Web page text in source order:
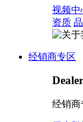
视频中
资质
经销商专区
经销商